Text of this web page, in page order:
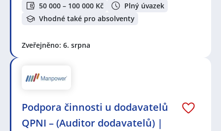
50 000 – 100 000 Kč
Plný úvazek
Vhodné také pro absolventy
Zveřejněno: 6. srpna
Podpora činnosti u dodavatelů
QPNI – (Auditor dodavatelů) |